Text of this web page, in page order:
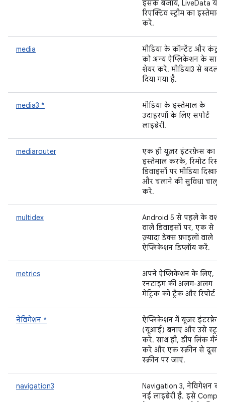
इसके बजाय, LiveData या
रिएक्टिव स्ट्रीम का इस्तेमाल
करें.
media
मीडिया के कॉन्टेंट और
को अन्य ऐप्लिकेशन के साथ
शेयर करें. मीडिया3 से बदल
दिया गया है.
media3 *
मीडिया के इस्तेमाल के
उदाहरणों के लिए सपोर्ट
लाइब्रेरी.
mediarouter
एक ही यूज़र इंटरफ़ेस का
इस्तेमाल करके, रिमोट
डिवाइसों पर मीडिया दिखाने
और चलाने की सुविधा चालू
करें.
multidex
Android 5 से पहले के वर्शन
वाले डिवाइसों पर, एक से
ज़्यादा डेक्स फ़ाइलों वाले
ऐप्लिकेशन डिप्लॉय करें.
metrics
अपने ऐप्लिकेशन के लिए,
रनटाइम की अलग-अलग
मेट्रिक को ट्रैक और रिपोर्ट
नेविगेशन *
ऐप्लिकेशन में यूज़र इंटरफ़ेस
(यूआई) बनाएं और उसे
करें. साथ ही, डीप लिंक मैनेज
करें और एक स्क्रीन से दूसरी
स्क्रीन पर जाएं.
navigation3
Navigation 3, नेविगेशन की
नई लाइब्रेरी है. इसे